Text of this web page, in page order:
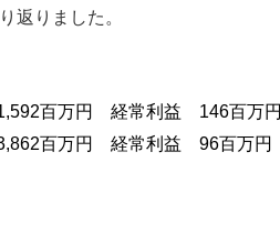
返りました。
万円 経常利益 146百万円
百万円 経常利益 96百万円